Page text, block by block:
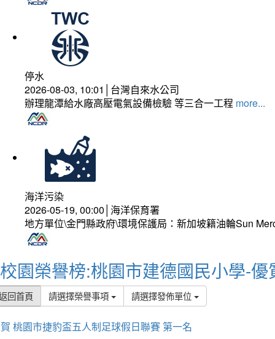
停水
2026-08-03, 10:01│台灣自來水公司
辦理龍潭給水廠高壓電氣設備檢驗 等三合一工程 more...
海洋污染
2026-05-19, 00:00│海洋保育署
地方單位\金門縣政府\環境保護局：新加坡籍油輪Sun
校園榮譽榜:桃園市建德國民小學-優
回首頁 請選擇榮譽事項 請選擇發佈單位
桃園市捷豹盃五人制足球假日聯賽 第一名